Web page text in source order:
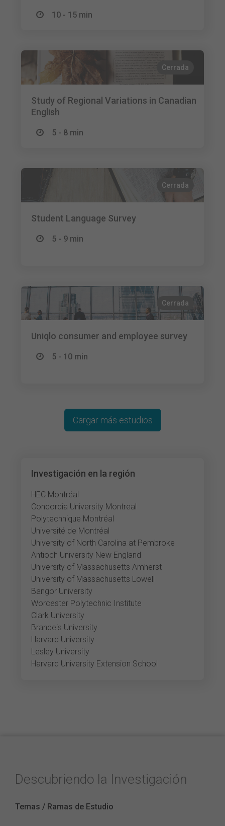
10 - 15 min
Cerrada
Study of Regional Variations in Canadian
English
5 - 8 min
Cerrada
Student Language Survey
5 - 9 min
Cerrada
Uniqlo consumer and employee survey
5 - 10 min
Investigación en la región
HEC Montréal
Concordia University Montreal
Polytechnique Montréal
Université de Montréal
University of North Carolina at Pembroke
Antioch University New England
University of Massachusetts Amherst
University of Massachusetts Lowell
Bangor University
Worcester Polytechnic Institute
Clark University
Brandeis University
Harvard University
Lesley University
Harvard University Extension School
Cargar más estudios
Descubriendo la Investigación
Temas / Ramas de Estudio